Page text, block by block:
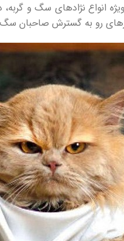
ویژه انواع نژادهای سگ و
رو به گسترش صاحبان